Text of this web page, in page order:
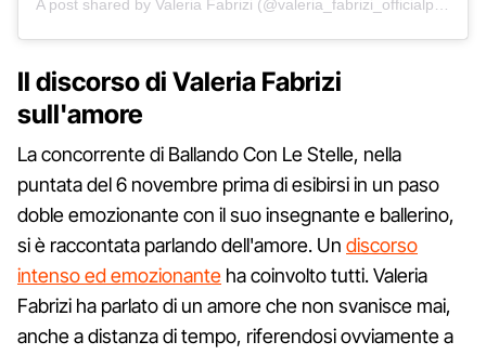
Il discorso di Valeria Fabrizi
sull'amore
La concorrente di Ballando Con Le Stelle, nella
puntata del 6 novembre prima di esibirsi in un paso
doble emozionante con il suo insegnante e ballerino,
si è raccontata parlando dell'amore. Un discorso
intenso ed emozionante ha coinvolto tutti. Valeria
Fabrizi ha parlato di un amore che non svanisce mai,
anche a distanza di tempo, riferendosi ovviamente a